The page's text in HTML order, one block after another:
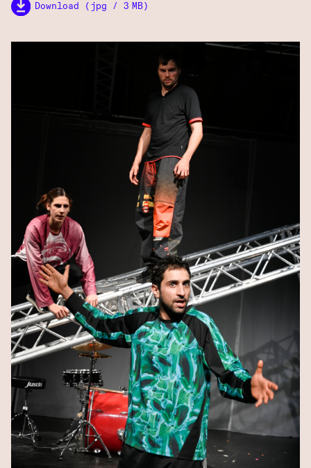
Download (jpg / 3 MB)